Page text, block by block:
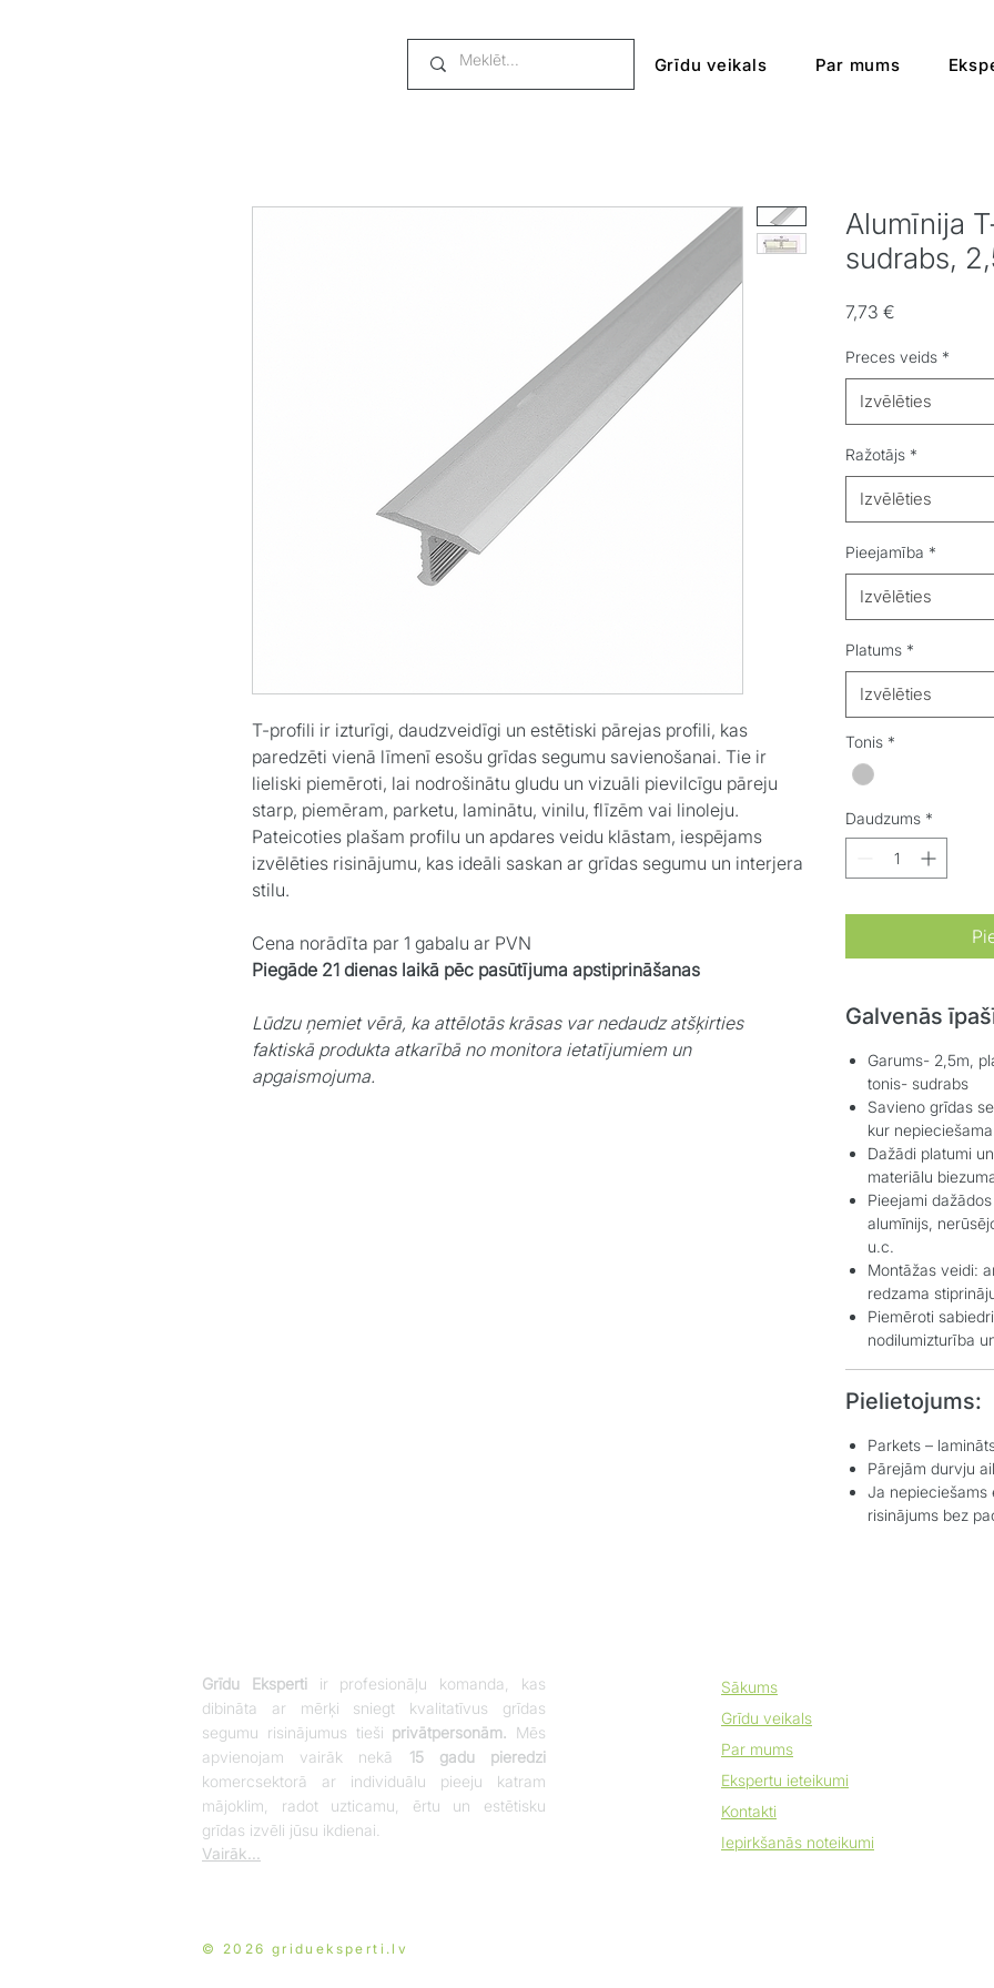
Grīdu veikals Par mums
T-profili ir izturīgi, daudzveidīgi un estētiski pārejas profili, kas
paredzēti vienā līmenī esošu grīdas segumu savienošanai. Tie ir
lieliski piemēroti, lai nodrošinātu gludu un vizuāli pievilcīgu pāreju
starp, piemēram, parketu, laminātu, vinilu, flīzēm vai linoleju.
Pateicoties plašam profilu un apdares veidu klāstam, iespējams
izvēlēties risinājumu, kas ideāli saskan ar grīdas segumu un interjera
stilu.
Cena norādīta par 1 gabalu ar PVN
Piegāde 21 dienas laikā pēc pasūtījuma apstiprināšanas
Lūdzu ņemiet vērā, ka attēlotās krāsas var nedaudz atšķirties
faktiskā produkta atkarībā no monitora ietatījumiem un
apgaismojuma.
Alumīnija
sudrabs,
7,73 €
Preces veids *
Izvēlēties
Ražotājs *
Izvēlēties
Pieejamība *
Izvēlēties
Platums *
Izvēlēties
Tonis *
Daudzums *
Galvenās
Garums- 2,5m,
tonis- sudrabs
Savieno grīdas
kur
Dažādi platumi
materiālu
Pieejami
alumīnijs,
u.c.
Montāžas veidi:
redzama
Piemēroti
nodilumizturība
Pielietojums:
Parkets –
Pārejām durvju
Ja nepieciešams
risinājums bez
Grīdu Ekspertiir profesionāļu komanda, kas
dibināta ar mērķi sniegt kvalitatīvus grīdas
segumu risinājumus tieši privātpersonām. Mēs
apvienojam vairāk nekā 15 gadu pieredzi
komercsektorā ar individuālu pieeju katram
mājoklim, radot uzticamu, ērtu un estētisku
grīdas izvēli jūsu ikdienai.
Vairāk...
Sākums
Grīdu veikals
Par mums
Ekspertu ieteikumi
Kontakti
Iepirkšanās noteikumi
© 2026 gridueksperti.lv